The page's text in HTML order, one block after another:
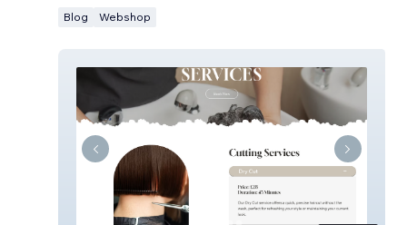
Blog Webshop